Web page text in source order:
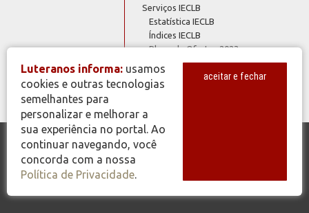
Serviços IECLB
Estatística IECLB
Índices IECLB
Plano de Ofertas 2023
Plano de Ofertas 2024
Webmail @luteranos
© Copyright 2026 - Todos os Direitos Reservados - IECLB - Igreja
Evangélica de Confissão Luterana no Brasil - Portal Luteranos -
www.luteranos.com.br
Luteranos informa: usamos
cookies e outras tecnologias
semelhantes para
personalizar e melhorar a
sua experiência no portal. Ao
continuar navegando, você
concorda com a nossa
Política de Privacidade.
aceitar e fechar